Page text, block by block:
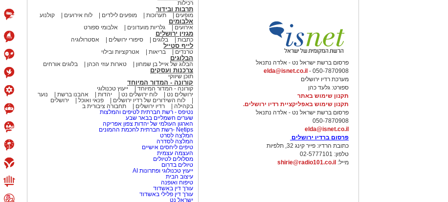
פרסום ברשת ישראל נט - אלדה נתנאל
050-7870908 -
elda@isnet.co.il
מערכת רדיו ירושלים
ספורט: גלעד כהן
תקנון שימוש באתר
תקנון שימוש באפליקציית רדיו ירושלים.
פרסום ברשת ישראל נט - אלדה נתנאל
050-7870908
elda@isnet.co.il
פרסום ברדיו ירושלים
כתובת הרדיו: פייר קינג 32, תלפיות
טלפון: 02-5777101
מייל: shirie@radio101.co.il
רכילות
תרבות ובידור
מופעים תערוכות מופעים לילדים לוח אירועים קולנוע
אלבומים
אירועים גלריות מועדונים אלבומי ספורט
מגזין ירושלים
כתבות בלוגים סיפורי ירושלים אסטרולוגיה
לייף סטייל
טרנדים בריאות אטרקציות ובילוי
הבלוגים
הבלוג של אייל בן שמחון טארות עוזי הכהן בלוגים אורחים
צרכנות ועסקים
תוכן שיווקי
קורונה - המדור המיוחד
קורונה - המדור המיוחד
ייעוץ טכנולוגי
ירושלים נט
לוח ירושלים נט יהדות אהבנו ברשת
נוער
לוח השידורים של רדיו ירושלים
פנאי ואוכל
ירושלים
בקהילה
רדיו ירושלים
תחבורה ציבורית ב
נטיפס - רשת חברתית לטיפים והמלצות
שערים חשמליים בבאר שבע
הארגון העולמי של יהדות צפון אפריקה
Netips -רשת חברתית לחכמת ההמונים
המלצה לסרט
המלצה לסדרה
טיפים ליחסים אישיים
העצמה עצמית
מסלולים לטיולים
טיולים בדרום
ייעוץ טכנולוגי ופתרונות AI
עיצוב הבית
טיפוח ואופנה
עורך דין באשדוד
עורך דין פלילי באשדוד
ישראל נט